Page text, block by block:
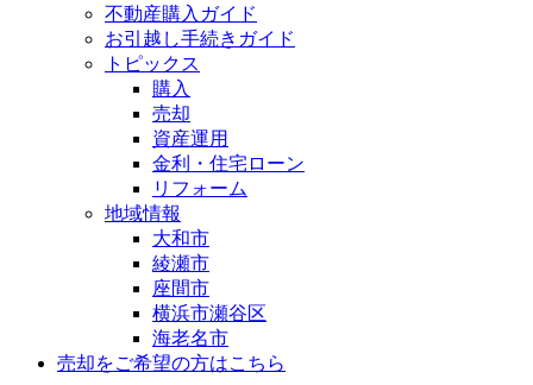
不動産購入ガイド
お引越し手続きガイド
トピックス
購入
売却
資産運用
金利・住宅ローン
リフォーム
地域情報
大和市
綾瀬市
座間市
横浜市瀬谷区
海老名市
売却をご希望の方はこちら